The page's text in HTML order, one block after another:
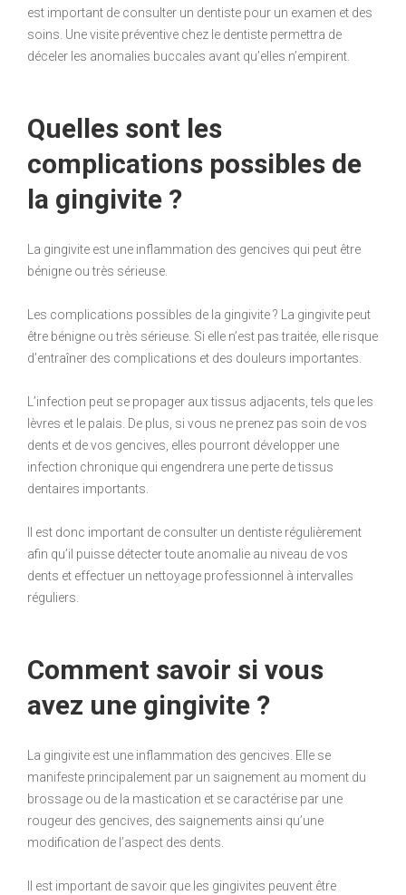
est important de consulter un dentiste pour un examen et des
soins. Une visite préventive chez le dentiste permettra de
déceler les anomalies buccales avant qu’elles n’empirent.
Quelles sont les
complications possibles de
la gingivite ?
La gingivite est une inflammation des gencives qui peut être
bénigne ou très sérieuse.
Les complications possibles de la gingivite ? La gingivite peut
être bénigne ou très sérieuse. Si elle n’est pas traitée, elle risque
d’entraîner des complications et des douleurs importantes.
L’infection peut se propager aux tissus adjacents, tels que les
lèvres et le palais. De plus, si vous ne prenez pas soin de vos
dents et de vos gencives, elles pourront développer une
infection chronique qui engendrera une perte de tissus
dentaires importants.
Il est donc important de consulter un dentiste régulièrement
afin qu’il puisse détecter toute anomalie au niveau de vos
dents et effectuer un nettoyage professionnel à intervalles
réguliers.
Comment savoir si vous
avez une gingivite ?
La gingivite est une inflammation des gencives. Elle se
manifeste principalement par un saignement au moment du
brossage ou de la mastication et se caractérise par une
rougeur des gencives, des saignements ainsi qu’une
modification de l’aspect des dents.
Il est important de savoir que les gingivites peuvent être